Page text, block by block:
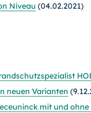
Niveau (04.02.2021)
neuen Varianten
mit und